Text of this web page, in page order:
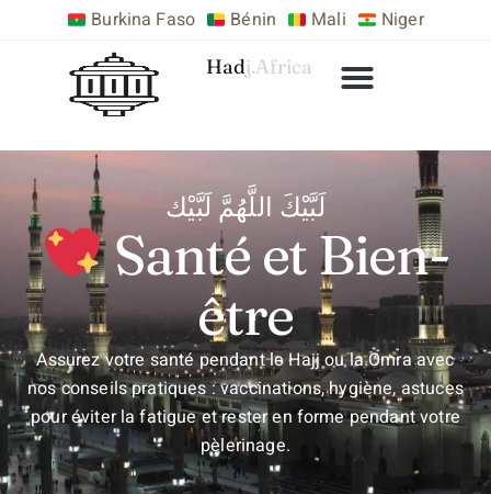
Burkina Faso Bénin Mali Niger
Hadj.Africa
لَبَّيْكَ اللَّهُمَّ لَبَّيْك
Santé et Bien-
être
Assurez votre santé pendant le Hajj ou la Omra avec
nos conseils pratiques : vaccinations, hygiène, astuces
pour éviter la fatigue et rester en forme pendant votre
pèlerinage.